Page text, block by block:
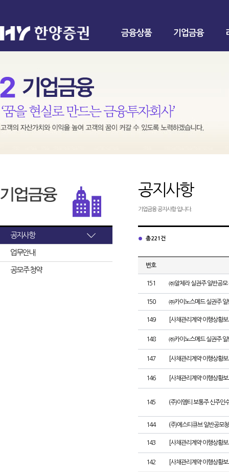
금융상품 기업금융
공지사항
업무안내
공모주 청약
공지사항
기업금융 공지사항 입니다.
총 221건
번호
151 ㈜알체라 실권주 일반공모
150 ㈜카이노스메드 실권주 일
149 [사채관리계약 이행상황
148 ㈜카이노스메드 실권주 일
147 [사채관리계약 이행상황
146 [사채관리계약 이행상황
145 (주)이엠티 보통주 신주인
144 (주)에스티큐브 일반공모
143 [사채관리계약 이행상황
142 [사채관리계약 이행상황